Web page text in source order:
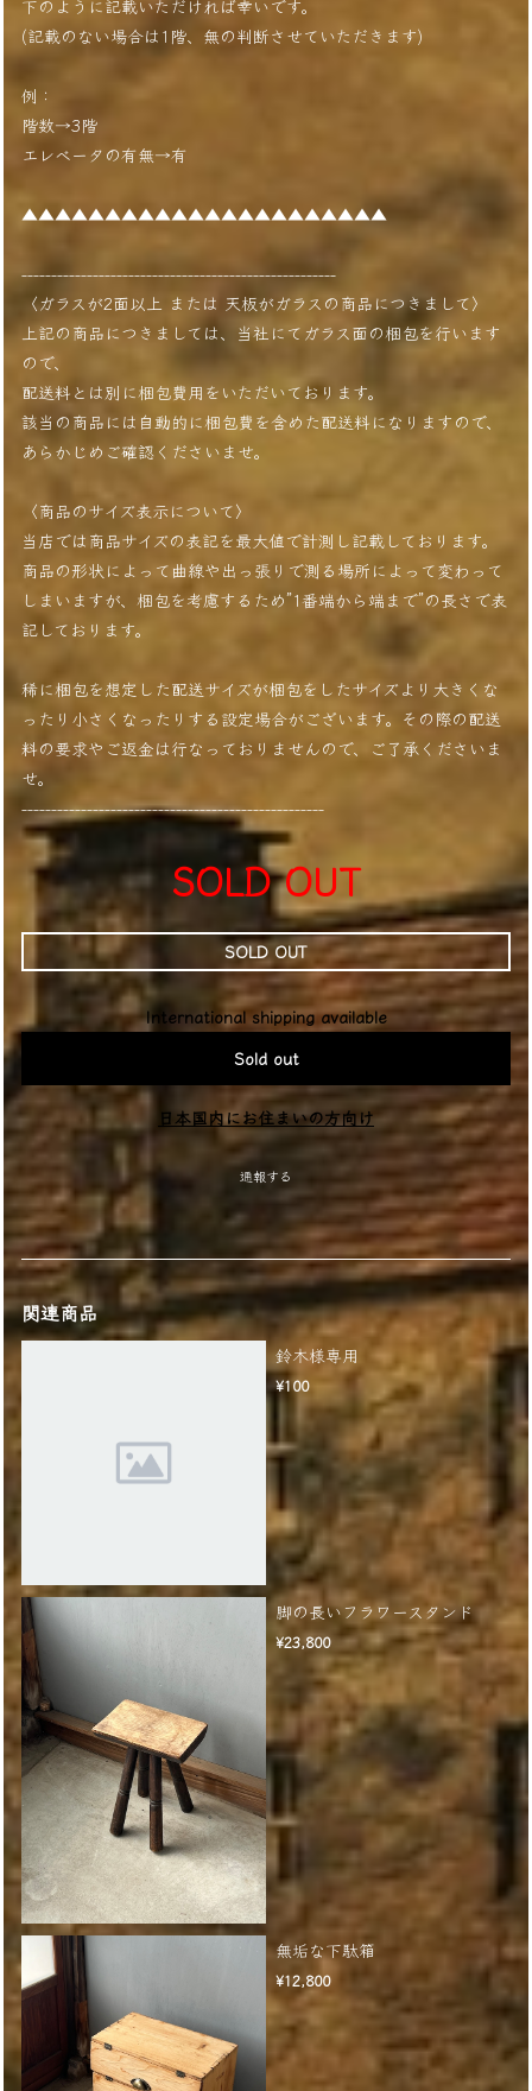
下のように記載いただければ幸いです。
(記載のない場合は1階、無の判断させていただきます)
例：
階数→3階
エレベータの有無→有
▲▲▲▲▲▲▲▲▲▲▲▲▲▲▲▲▲▲▲▲▲▲
-----------------------------------------------------
〈ガラスが2面以上 または 天板がガラスの商品につきまして〉
上記の商品につきましては、当社にてガラス面の梱包を行います
ので、
配送料とは別に梱包費用をいただいております。
該当の商品には自動的に梱包費を含めた配送料になりますので、
あらかじめご確認くださいませ。
〈商品のサイズ表示について〉
当店では商品サイズの表記を最大値で計測し記載しております。
商品の形状によって曲線や出っ張りで測る場所によって変わって
しまいますが、梱包を考慮するため”1番端から端まで”の長さで表
記しております。
稀に梱包を想定した配送サイズが梱包をしたサイズより大きくな
ったり小さくなったりする設定場合がございます。その際の配送
料の要求やご返金は行なっておりませんので、ご了承くださいま
せ。
---------------------------------------------------
SOLD OUT
SOLD OUT
International shipping available
Sold out
日本国内にお住まいの方向け
通報する
関連商品
鈴木様専用
¥100
脚の長いフラワースタンド
¥23,800
無垢な下駄箱
¥12,800